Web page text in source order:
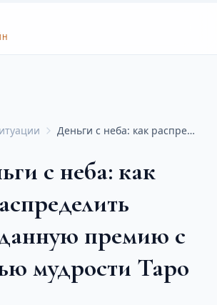
Деньги с неба: как распределить неожиданную премию с помощью мудрости Таро
с неба: как
премию с
мудрости Таро